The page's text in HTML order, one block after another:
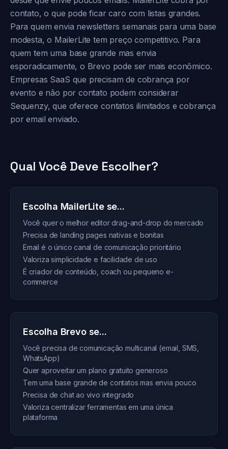
contato, o que pode ficar caro com listas grandes.
Para quem envia newsletters semanais para uma base
modesta, o MailerLite tem preço competitivo. Para
quem tem uma base grande mas envia
esporadicamente, o Brevo pode ser mais econômico.
Empresas SaaS que precisam de cobrança por
evento e não por contato podem considerar
Sequenzy, que oferece contatos ilimitados e cobrança
por email enviado.
Qual Você Deve Escolher?
Escolha MailerLite se...
Você quer o melhor editor drag-and-drop do mercado
Precisa de landing pages nativas e bonitas
Email é o único canal de comunicação prioritário
Valoriza simplicidade e facilidade de uso
É criador de conteúdo, coach ou pequeno e-
commerce
Escolha Brevo se...
Você precisa de comunicação multicanal (email, SMS,
WhatsApp)
Quer aproveitar um plano gratuito generoso
Tem uma base grande de contatos mas envia pouco
Precisa de chat ao vivo integrado
Valoriza centralizar ferramentas em uma única
plataforma